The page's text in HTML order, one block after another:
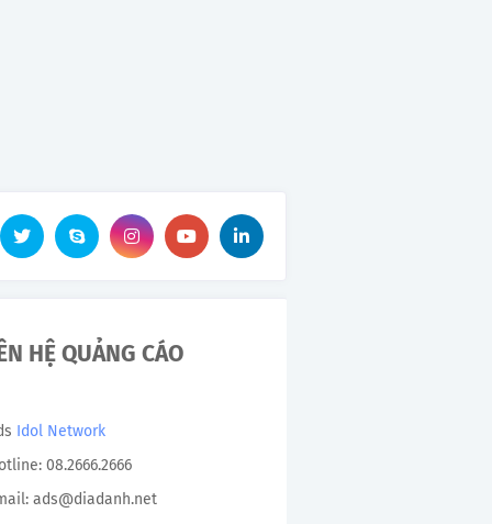
HỆ QUẢNG CÁO
Idol Network
08.2666.2666
ads@diadanh.net